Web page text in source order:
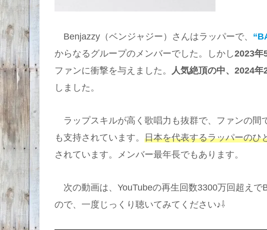
Benjazzy（ベンジャジー）さんはラッパーで、
からなるグループのメンバーでした。しかし2023年
ファンに衝撃を与えました。
人気絶頂の中、2024
しました。
ラップスキルが高く歌唱力も抜群で、ファンの間
も支持されています。 日本を代表するラッパーのひ
されています。メンバー最年長でもあります。
次の動画は、YouTubeの再生回数3300万回超えで
ので、一度じっくり聴いてみてください♪⇩